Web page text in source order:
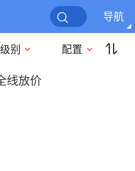
导航
级别 配置
线放价